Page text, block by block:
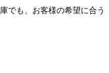
でも、お客様の希望に合う